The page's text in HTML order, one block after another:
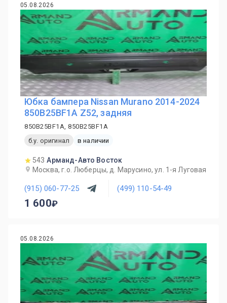
05.08.2026
Юбка бампера Nissan Murano 2014-2024
850B25BF1A Z52, задняя
850B25BF1A, 850B25BF1A
б.у. оригинал
в наличии
543 Арманд-Авто Восток
Москва, г.о. Люберцы, д. Марусино, ул. 1-я Луговая
(915) 060-77-25 (499) 110-54-49
1 600
05.08.2026